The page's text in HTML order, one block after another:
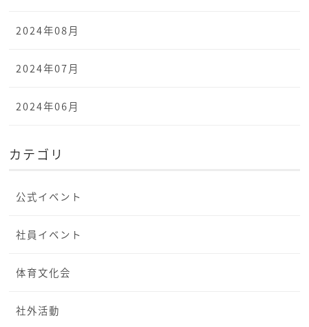
2024年08月
2024年07月
2024年06月
カテゴリ
公式イベント
社員イベント
体育文化会
社外活動